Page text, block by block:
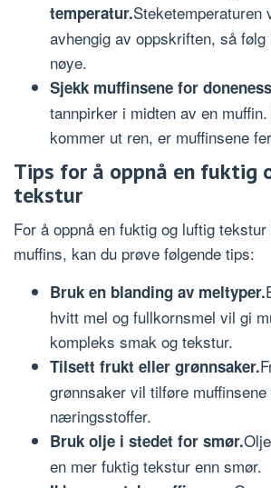
temperatur.Steketemperaturen
avhengig av oppskriften, så
nøye.
Sjekk muffinsene for
tannpirker i midten av en
kommer ut ren, er muffinsene
Tips for å oppnå en fuktig
tekstur
For å oppnå en fuktig og luftig
muffins, kan du prøve følgende tips:
Bruk en blanding av meltyper.
hvitt mel og fullkornsmel vil gi
kompleks smak og tekstur.
Tilsett frukt eller grønnsaker.
grønnsaker vil tilføre
næringsstoffer.
Bruk olje i stedet for smør.
en mer fuktig tekstur enn smør.